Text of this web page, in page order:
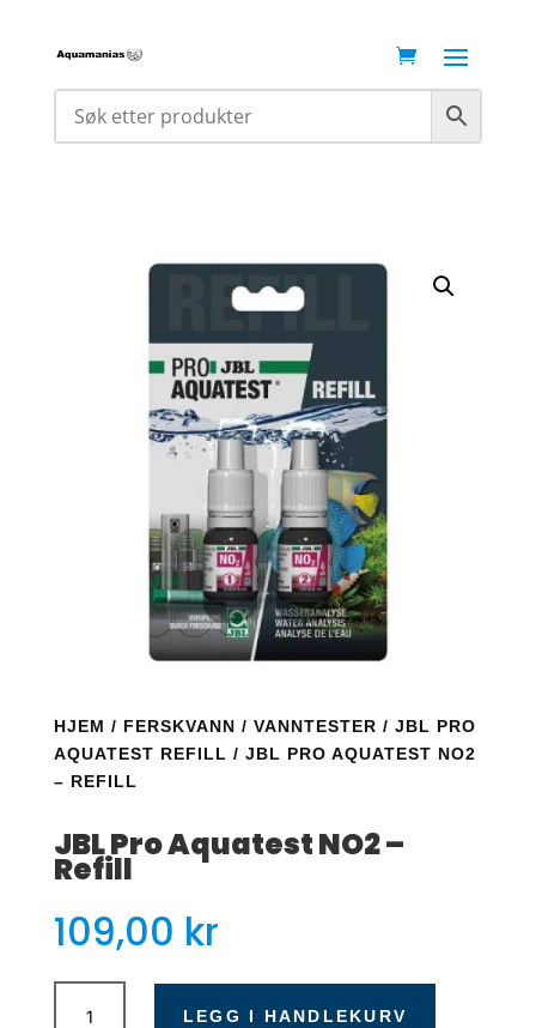
HJEM / FERSKVANN / VANNTESTER / JBL PRO
AQUATEST REFILL / JBL PRO AQUATEST NO2
– REFILL
JBL Pro Aquatest NO2 –
Refill
109,00 kr
JBL
LEGG I HANDLEKURV